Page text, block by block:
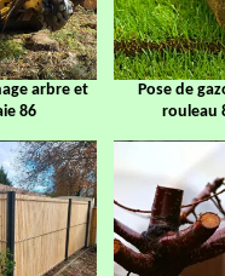
arbre et
86
Pose de
rouleau